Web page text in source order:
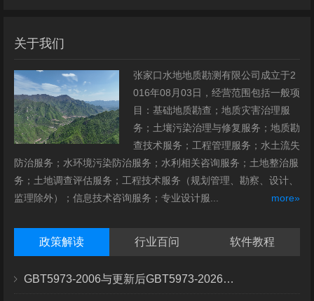
关于我们
张家口水地地质勘测有限公司成立于2
016年08月03日，经营范围包括一般项
目：基础地质勘查；地质灾害治理服
务；土壤污染治理与修复服务；地质勘
查技术服务；工程管理服务；水土流失
防治服务；水环境污染防治服务；水利相关咨询服务；土地整治服
务；土地调查评估服务；工程技术服务（规划管理、勘察、设计、
监理除外）；信息技术咨询服务；专业设计服...
more»
政策解读 行业百问 软件教程
GBT5973-2006与更新后GBT5973-2026区别你知道几点？